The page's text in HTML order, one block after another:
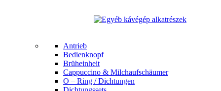
Antrieb
Bedienknopf
Brüheinheit
Cappuccino & Milchaufschäumer
O – Ring / Dichtungen